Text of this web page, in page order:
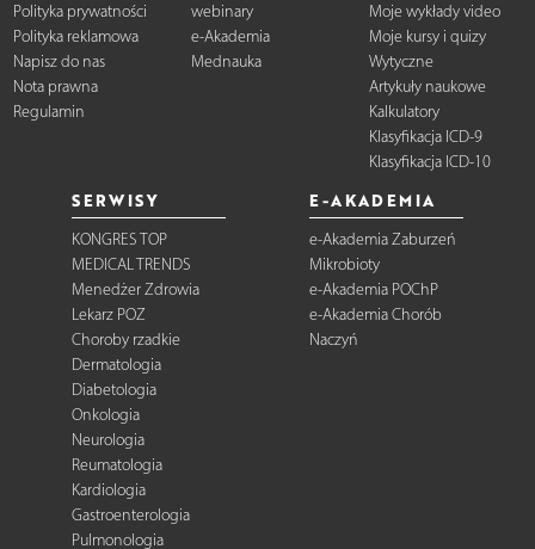
Polityka prywatności
Polityka reklamowa
Napisz do nas
Nota prawna
Regulamin
webinary
e-Akademia
Mednauka
Moje wykłady video
Moje kursy i quizy
Wytyczne
Artykuły naukowe
Kalkulatory
Klasyfikacja ICD-9
Klasyfikacja ICD-10
SERWISY
KONGRES TOP
MEDICAL TRENDS
Menedżer Zdrowia
Lekarz POZ
Choroby rzadkie
Dermatologia
Diabetologia
Onkologia
Neurologia
Reumatologia
Kardiologia
Gastroenterologia
Pulmonologia
E-AKADEMIA
e-Akademia Zaburzeń
Mikrobioty
e-Akademia POChP
e-Akademia Chorób
Naczyń